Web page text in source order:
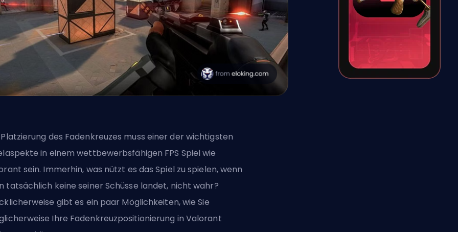
des Fadenkreuzes muss einer der wichtigsten
in einem wettbewerbsfähigen FPS Spiel wie
sein. Immerhin, was nützt es das Spiel zu spielen, wenn
tatsächlich keine seiner Schüsse landet, nicht wahr?
gibt es ein paar Möglichkeiten, wie Sie
Ihre Fadenkreuzpositionierung in Valorant